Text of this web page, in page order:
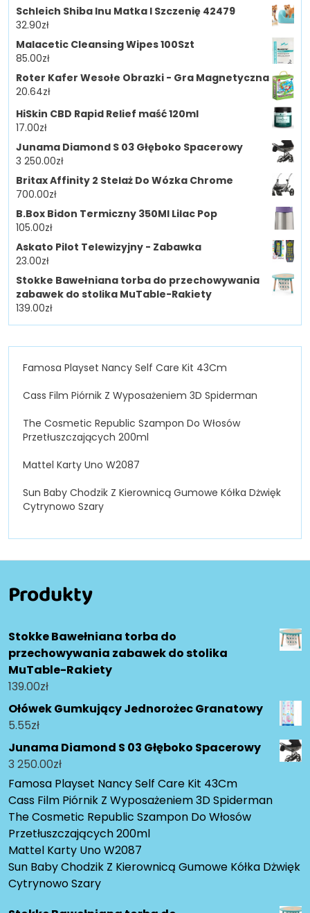
Schleich Shiba Inu Matka I Szczenię 42479
32.90zł
Malacetic Cleansing Wipes 100Szt
85.00zł
Roter Kafer Wesołe Obrazki - Gra Magnetyczna
20.64zł
HiSkin CBD Rapid Relief maść 120ml
17.00zł
Junama Diamond S 03 Głęboko Spacerowy
3 250.00zł
Britax Affinity 2 Stelaż Do Wózka Chrome
700.00zł
B.Box Bidon Termiczny 350Ml Lilac Pop
105.00zł
Askato Pilot Telewizyjny - Zabawka
23.00zł
Stokke Bawełniana torba do przechowywania
zabawek do stolika MuTable-Rakiety
139.00zł
Famosa Playset Nancy Self Care Kit 43Cm
Cass Film Piórnik Z Wyposażeniem 3D Spiderman
The Cosmetic Republic Szampon Do Włosów
Przetłuszczających 200ml
Mattel Karty Uno W2087
Sun Baby Chodzik Z Kierownicą Gumowe Kółka Dżwięk
Cytrynowo Szary
Produkty
Stokke Bawełniana torba do
przechowywania zabawek do stolika
MuTable-Rakiety
139.00zł
Ołówek Gumkujący Jednorożec Granatowy
5.55zł
Junama Diamond S 03 Głęboko Spacerowy
3 250.00zł
Famosa Playset Nancy Self Care Kit 43Cm
Cass Film Piórnik Z Wyposażeniem 3D Spiderman
The Cosmetic Republic Szampon Do Włosów
Przetłuszczających 200ml
Mattel Karty Uno W2087
Sun Baby Chodzik Z Kierownicą Gumowe Kółka Dżwięk
Cytrynowo Szary